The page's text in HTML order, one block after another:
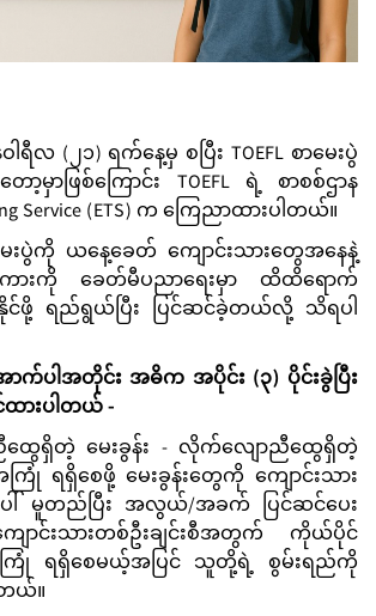
ါရီလ (၂၁) ရက်နေ့မှ စပြီး TOEFL စာမေးပွဲ
ာ့မှာဖြစ်ကြောင်း TOEFL ရဲ့ စာစစ်ဌာန
Service (ETS) က ကြေညာထားပါတယ်။
မေးပွဲကို ယနေ့ခေတ် ကျောင်းသားတွေအနေနဲ့
ကားကို ခေတ်မီပညာရေးမှာ ထိထိရောက်
င်ဖို့ ရည်ရွယ်ပြီး ပြင်ဆင်ခဲ့တယ်လို့ သိရပါ
ာက်ပါအတိုင်း အဓိက အပိုင်း (၃) ပိုင်းခွဲပြီး
ထားပါတယ် -
ေရှိတဲ့ မေးခွန်း - လိုက်လျောညီထွေရှိတဲ့
ြုံ ရရှိစေဖို့ မေးခွန်းတွေကို ကျောင်းသား
ါ် မူတည်ပြီး အလွယ်/အခက် ပြင်ဆင်ပေး
ောင်းသားတစ်ဦးချင်းစီအတွက် ကိုယ်ပိုင်
ကြုံ ရရှိစေမယ့်အပြင် သူတို့ရဲ့ စွမ်းရည်ကို
ယ်။